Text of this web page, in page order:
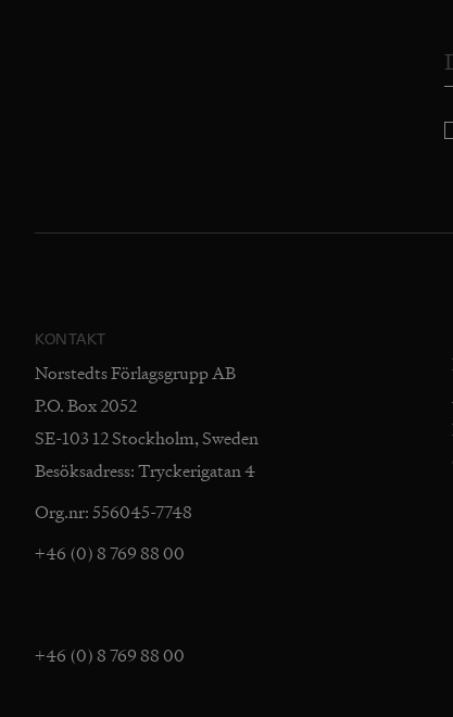
KONTAKT
Norstedts Förlagsgrupp AB
P.O. Box 2052
SE-103 12 Stockholm, Sweden
Besöksadress: Tryckerigatan 4
Org.nr: 556045-7748
+46 (0) 8 769 88 00
+46 (0) 8 769 88 00